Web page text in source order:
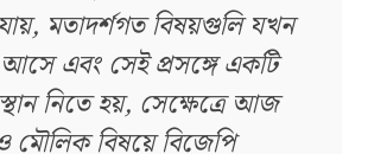
মতাদর্শগত বিষয়গুলি যখন
এবং সেই প্রসঙ্গে একটি
নিতে হয়, সেক্ষেত্রে আজ
মৌলিক বিষয়ে বিজেপি